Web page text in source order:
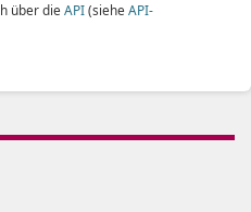
über die API(siehe API-